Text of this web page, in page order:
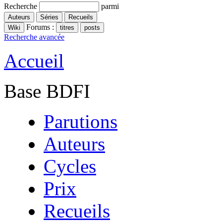
Recherche parmi
Forums :
Recherche avancée
Accueil
Base BDFI
Parutions
Auteurs
Cycles
Prix
Recueils